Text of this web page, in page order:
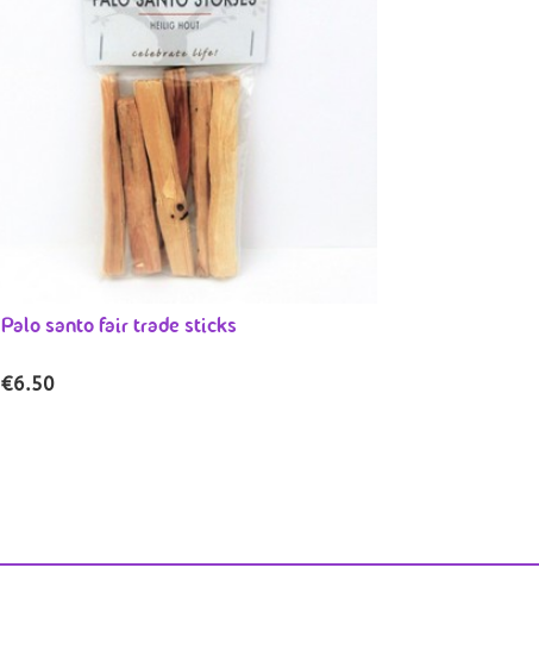
Palo santo fair trade sticks
€6.50